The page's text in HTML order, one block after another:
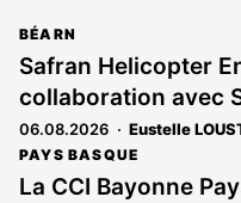
BÉARN
Safran Helicopter
collaboration avec
06.08.2026 Eustelle
PAYS BASQUE
La CCI Bayonne